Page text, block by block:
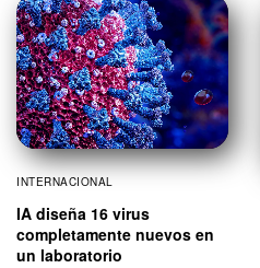
INTERNACIONAL
IA diseña 16 virus
completamente nuevos en
un laboratorio